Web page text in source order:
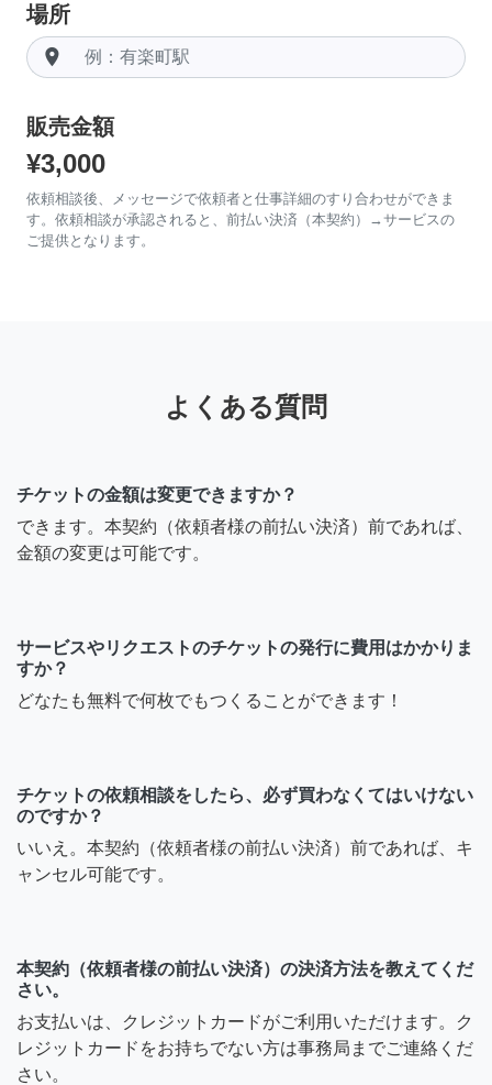
場所
room
販売金額
¥3,000
依頼相談後、メッセージで依頼者と仕事詳細のすり合わせができま
す。依頼相談が承認されると、前払い決済（本契約）→サービスの
ご提供となります。
よくある質問
チケットの金額は変更できますか？
できます。本契約（依頼者様の前払い決済）前であれば、
金額の変更は可能です。
サービスやリクエストのチケットの発行に費用はかかりま
すか？
どなたも無料で何枚でもつくることができます！
チケットの依頼相談をしたら、必ず買わなくてはいけない
のですか？
いいえ。本契約（依頼者様の前払い決済）前であれば、キ
ャンセル可能です。
本契約（依頼者様の前払い決済）の決済方法を教えてくだ
さい。
お支払いは、クレジットカードがご利用いただけます。ク
レジットカードをお持ちでない方は事務局までご連絡くだ
さい。